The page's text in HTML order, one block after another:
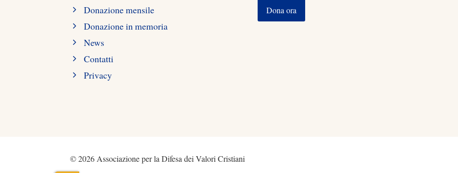
Donazione mensile
Donazione in memoria
News
Contatti
Privacy
Dona ora
© 2026 Associazione per la Difesa dei Valori Cristiani